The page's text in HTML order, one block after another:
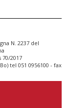
N. 2237 del
2017
tel 051 0956100 - fax